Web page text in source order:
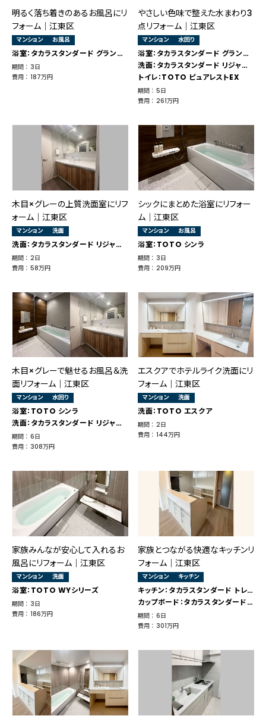
明るく落ち着きのあるお風呂にリ
フォーム｜江東区
マンション お風呂
浴室：タカラスタンダード グランスパ
期間 ： 3日
費用 ： 187万円
やさしい色味で整えた水まわり3
点リフォーム｜江東区
マンション 水回り
浴室：タカラスタンダード グランスパ
洗面：タカラスタンダード リジャスト
トイレ：TOTO ピュアレストEX
期間 ： 5日
費用 ： 261万円
木目×グレーの上質洗面室にリフ
ォーム｜江東区
マンション 洗面
洗面：タカラスタンダード リジャスト
期間 ： 2日
費用 ： 58万円
シックにまとめた浴室にリフォー
ム｜江東区
マンション お風呂
浴室：TOTO シンラ
期間 ： 3日
費用 ： 209万円
木目×グレーで魅せるお風呂＆洗
面リフォーム｜江東区
マンション 水回り
浴室：TOTO シンラ
洗面：タカラスタンダード リジャスト
期間 ： 6日
費用 ： 308万円
エスクアでホテルライク洗面にリ
フォーム｜江東区
マンション 洗面
洗面：TOTO エスクア
期間 ： 2日
費用 ： 144万円
家族みんなが安心して入れるお
風呂にリフォーム｜江東区
マンション 洗面
浴室：TOTO WYシリーズ
期間 ： 3日
費用 ： 186万円
家族とつながる快適なキッチンリ
フォーム｜江東区
マンション キッチン
キッチン：タカラスタンダード トレーシア
カップボード：タカラスタンダード トレーシア
期間 ： 6日
費用 ： 301万円